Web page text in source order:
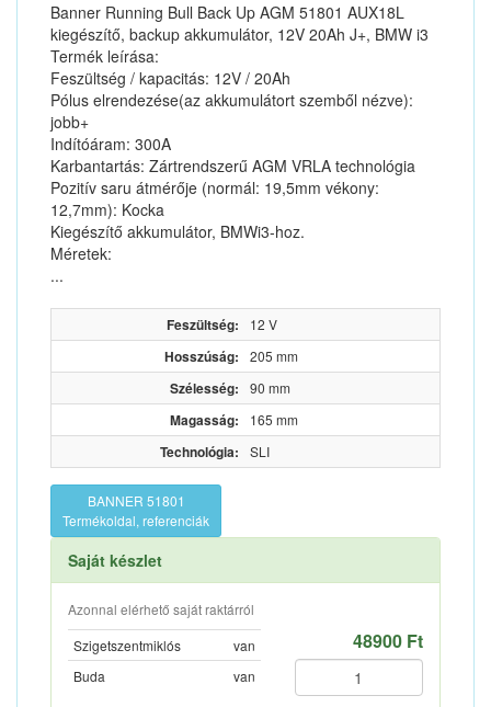
Banner Running Bull Back Up AGM 51801 AUX18L
kiegészítő, backup akkumulátor, 12V 20Ah J+, BMW i3
Termék leírása:
Feszültség / kapacitás: 12V / 20Ah
Pólus elrendezése(az akkumulátort szemből nézve):
jobb+
Indítóáram: 300A
Karbantartás: Zártrendszerű AGM VRLA technológia
Pozitív saru átmérője (normál: 19,5mm vékony:
12,7mm): Kocka
Kiegészítő akkumulátor, BMWi3-hoz.
Méretek:
...
Feszültség: 12 V
Hosszúság: 205 mm
Szélesség: 90 mm
Magasság: 165 mm
Technológia: SLI
BANNER 51801
Termékoldal, referenciák
Saját készlet
Azonnal elérhető saját raktárról
Szigetszentmiklós
van
Buda
van
48900 Ft